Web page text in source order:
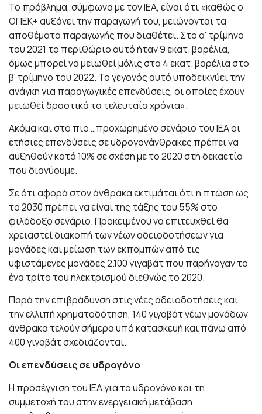
Το πρόβλημα, σύμφωνα με τον ΙΕΑ, είναι ότι «καθώς ο
ΟΠΕΚ+ αυξάνει την παραγωγή του, μειώνονται τα
αποθέματα παραγωγής που διαθέτει. Στο α' τρίμηνο
του 2021 το περιθώριο αυτό ήταν 9 εκατ. βαρέλια,
όμως μπορεί να μειωθεί μόλις στα 4 εκατ. βαρέλια στο
β' τρίμηνο του 2022. Το γεγονός αυτό υποδεικνύει την
ανάγκη για παραγωγικές επενδύσεις, οι οποίες έχουν
μειωθεί δραστικά τα τελευταία χρόνια».
Ακόμα και στο πιο …προχωρημένο σενάριο του ΙΕΑ οι
ετήσιες επενδύσεις σε υδρογονάνθρακες πρέπει να
αυξηθούν κατά 10% σε σχέση με το 2020 στη δεκαετία
που διανύουμε.
Σε ότι αφορά στον άνθρακα εκτιμάται ότι η πτώση ως
το 2030 πρέπει να είναι της τάξης του 55% στο
φιλόδοξο σενάριο. Προκειμένου να επιτευχθεί θα
χρειαστεί διακοπή των νέων αδειοδοτήσεων για
μονάδες και μείωση των εκπομπών από τις
υφιστάμενες μονάδες 2.100 γιγαβάτ που παρήγαγαν το
ένα τρίτο του ηλεκτρισμού διεθνώς το 2020.
Παρά την επιβράδυνση στις νέες αδειοδοτήσεις και
την ελλιπή χρηματοδότηση, 140 γιγαβάτ νέων μονάδων
άνθρακα τελούν σήμερα υπό κατασκευή και πάνω από
400 γιγαβάτ σχεδιάζονται.
Οι επενδύσεις σε υδρογόνο
Η προσέγγιση του ΙΕΑ για το υδρογόνο και τη
συμμετοχή του στην ενεργειακή μετάβαση